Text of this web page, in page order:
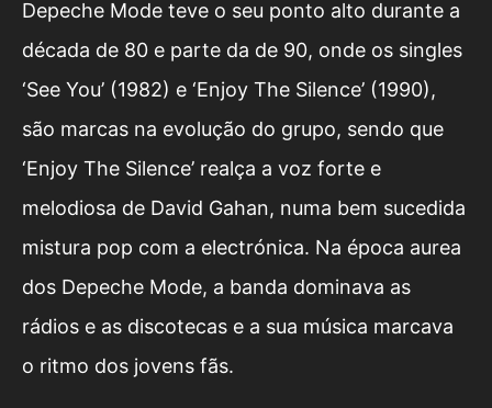
Depeche Mode teve o seu ponto alto durante a
década de 80 e parte da de 90, onde os singles
‘See You’ (1982) e ‘Enjoy The Silence’ (1990),
são marcas na evolução do grupo, sendo que
‘Enjoy The Silence’ realça a voz forte e
melodiosa de David Gahan, numa bem sucedida
mistura pop com a electrónica. Na época aurea
dos Depeche Mode, a banda dominava as
rádios e as discotecas e a sua música marcava
o ritmo dos jovens fãs.